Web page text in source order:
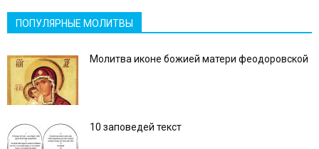
ПОПУЛЯРНЫЕ МОЛИТВЫ
Молитва иконе божией матери феодоровской
10 заповедей текст